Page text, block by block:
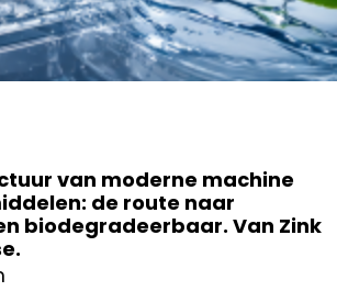
van moderne machine
de route naar
biodegradeerbaar. Van Zink